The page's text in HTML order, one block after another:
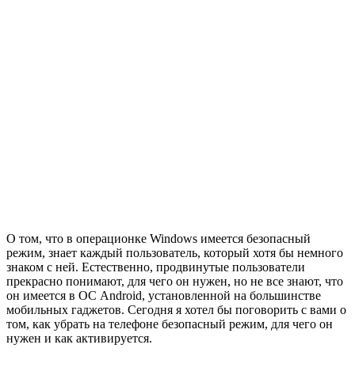
О том, что в операционке Windows имеется безопасный
режим, знает каждый пользователь, который хотя бы немного
знаком с ней. Естественно, продвинутые пользователи
прекрасно понимают, для чего он нужен, но не все знают, что
он имеется в ОС Android, установленной на большинстве
мобильных гаджетов. Сегодня я хотел бы поговорить с вами о
том, как убрать на телефоне безопасный режим, для чего он
нужен и как активируется.